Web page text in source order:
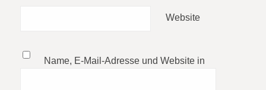
Website
Name, E-Mail-Adresse und Website in